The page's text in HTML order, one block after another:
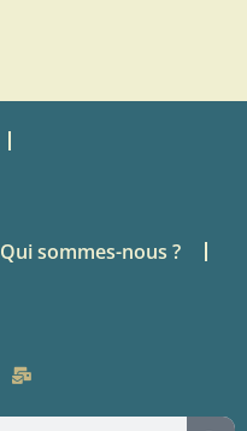
Qui sommes-nous ?